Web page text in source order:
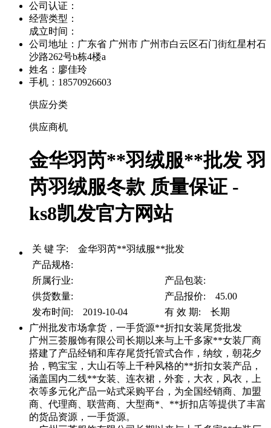
公司认证：
经营类型：
成立时间：
公司地址： 广东省 广州市 广州市白云区石门街红星村石
沙路262号b栋4楼a
姓名：廖佳玲
手机：18570926603
供应分类
供应商机
金华羽芮**羽绒服**批发 羽
芮羽绒服冬款 质量保证 -
ks8凯发官方网站
关 键 字: 金华羽芮**羽绒服**批发
产品规格:
所属行业:
产品包装:
供货数量:
产品报价: 45.00
发布时间: 2019-10-04
有 效 期: 长期
广州批发市场拿货，一手货源**折扣女装尾货批发
广州三荟服饰有限公司长期以来与上千多家**女装厂商
搭建了产品经销和库存尾货托管式合作，纳纹，朝花夕
拾，鸭宝宝，大山石等上千种风格的**折扣女装产品，
涵盖国内二线**女装、连衣裙，外套，大衣，风衣，上
衣等多元化产品一站式采购平台，为全国经销商、加盟
商、代理商、联营商、大型商*、**折扣店等提供了丰富
的货品资源，一手货源。